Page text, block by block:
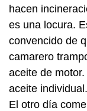
hacen
es una locura.
convencido de
camarero
aceite de
aceite
El otro día